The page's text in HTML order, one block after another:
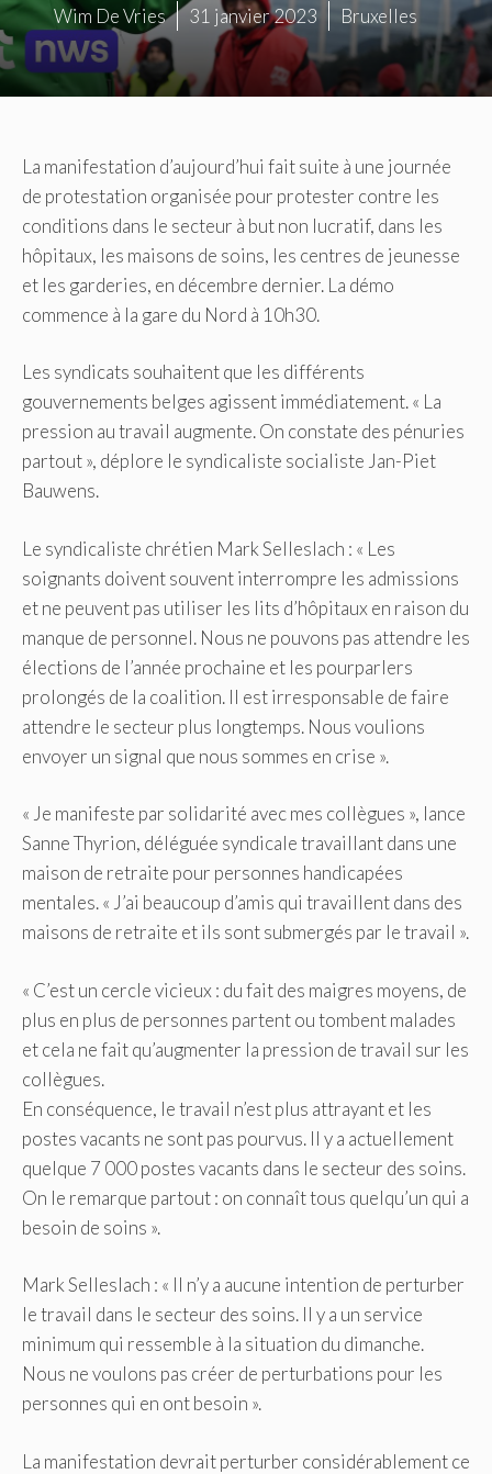
Wim De Vries 31 janvier 2023 Bruxelles
La manifestation d’aujourd’hui fait suite à une journée
de protestation organisée pour protester contre les
conditions dans le secteur à but non lucratif, dans les
hôpitaux, les maisons de soins, les centres de jeunesse
et les garderies, en décembre dernier. La démo
commence à la gare du Nord à 10h30.
Les syndicats souhaitent que les différents
gouvernements belges agissent immédiatement.« La
pression au travail augmente.On constate des pénuries
partout », déplore le syndicaliste socialiste Jan-Piet
Bauwens.
Le syndicaliste chrétien Mark Selleslach : « Les
soignants doivent souvent interrompre les admissions
et ne peuvent pas utiliser les lits d’hôpitaux en raison du
manque de personnel. Nous ne pouvons pas attendre les
élections de l’année prochaine et les pourparlers
prolongés de la coalition. Il est irresponsable de faire
attendre le secteur plus longtemps. Nous voulions
envoyer un signal que nous sommes en crise ».
« Je manifeste par solidarité avec mes collègues », lance
Sanne Thyrion, déléguée syndicale travaillant dans une
maison de retraite pour personnes handicapées
mentales.« J’ai beaucoup d’amis qui travaillent dans des
maisons de retraite et ils sont submergés par le travail ».
« C’est un cercle vicieux : du fait des maigres moyens, de
plus en plus de personnes partent ou tombent malades
et cela ne fait qu’augmenter la pression de travail sur les
collègues.
En conséquence, le travail n’est plus attrayant et les
postes vacants ne sont pas pourvus. Il y a actuellement
quelque 7 000 postes vacants dans le secteur des soins.
On le remarque partout : on connaît tous quelqu’un qui a
besoin de soins ».
Mark Selleslach : « Il n’y a aucune intention de perturber
le travail dans le secteur des soins. Il y a un service
minimum qui ressemble à la situation du dimanche.
Nous ne voulons pas créer de perturbations pour les
personnes qui en ont besoin ».
La manifestation devrait perturber considérablement ce